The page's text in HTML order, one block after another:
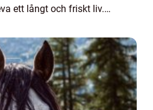
ett långt och friskt liv.